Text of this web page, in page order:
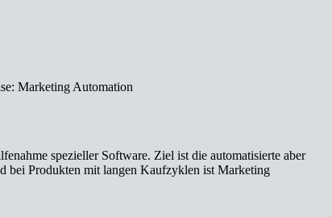
Marketing Automation
spezieller Software. Ziel ist die automatisierte aber
bei Produkten mit langen Kaufzyklen ist Marketing